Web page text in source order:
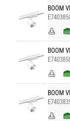
BOOM
BOOM
BOOM